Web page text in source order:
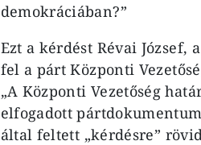
demokráciában?”
Ezt a kérdést Révai
fel a párt Központi
„A Központi Vezetőség
elfogadott
által feltett „kérdésre”